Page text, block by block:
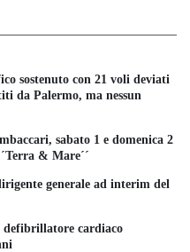
sostenuto con 21 voli deviati
da Palermo, ma nessun
sabato 1 e domenica 2
& Mare´´
generale ad interim del
defibrillatore cardiaco